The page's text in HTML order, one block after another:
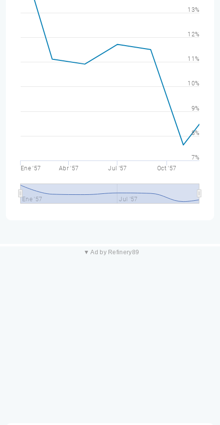
Ene '57 Abr '57 Jul '57 Oct '57
Ene '57 Jul '57
7%
8%
9%
10%
11%
12%
13%
▼ Ad by Refinery89